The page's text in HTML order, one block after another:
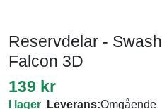
Reservdelar -
Falcon 3D
139 kr
I lager Leverans:Omgående